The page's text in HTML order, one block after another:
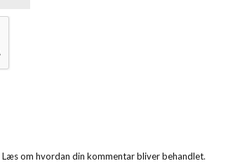
Læs om hvordan din kommentar bliver behandlet.